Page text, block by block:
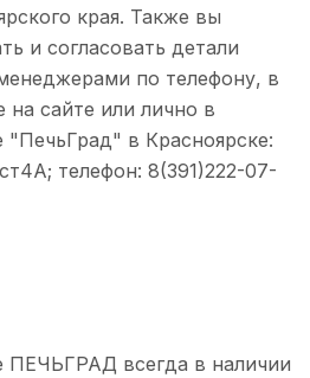
края. Также вы
и согласовать детали
по телефону, в
на сайте или лично в
в Красноярске:
телефон: 8(391)222-07-
ПЕЧЬГРАД всегда в наличии